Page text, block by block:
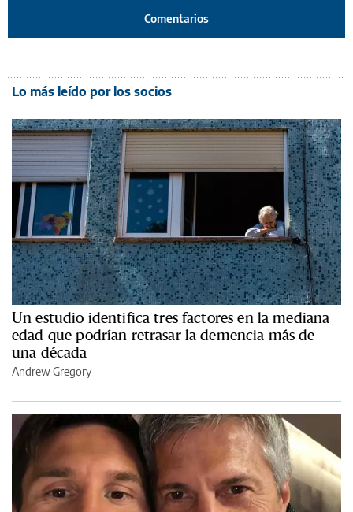
Comentarios
Lo más leído por los socios
Un estudio identifica tres factores en la mediana
edad que podrían retrasar la demencia más de
una década
Andrew Gregory